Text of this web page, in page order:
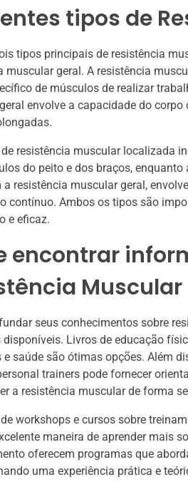
tipos de
tipos principais de resistência
muscular geral. A resistência
de músculos de realizar
envolve a capacidade do
de resistência muscular localizada
do peito e dos braços,
resistência muscular geral,
contínuo. Ambos os tipos são
e eficaz.
encontrar
Muscular
seus conhecimentos sobre
Livros de educação
e saúde são ótimas opções. Além
trainers pode fornecer
a resistência muscular de forma
workshops e cursos sobre
maneira de aprender mais
oferecem programas que
uma experiência prática e